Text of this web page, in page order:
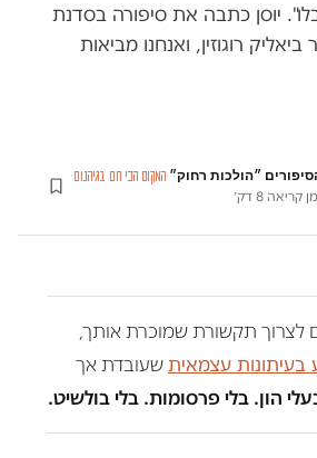
יוסן כתבה את סיפורה בסדנת
רוגוזין, ואנחנו מביאות
״הולכות רחוק״·המקום הכי חם בגיהנום·
קריאה 8 דק׳
לצרוך תקשורת שמוכרת אותך,
בעיתונות עצמאיתשעובדת אך
הון. בלי פרסומות. בלי בולשיט.